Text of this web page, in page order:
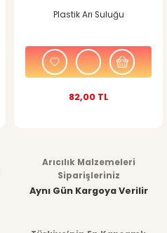
Plastik Arı Suluğu
82,00 TL
Arıcılık Malzemeleri
Siparişleriniz
Aynı Gün Kargoya Verilir